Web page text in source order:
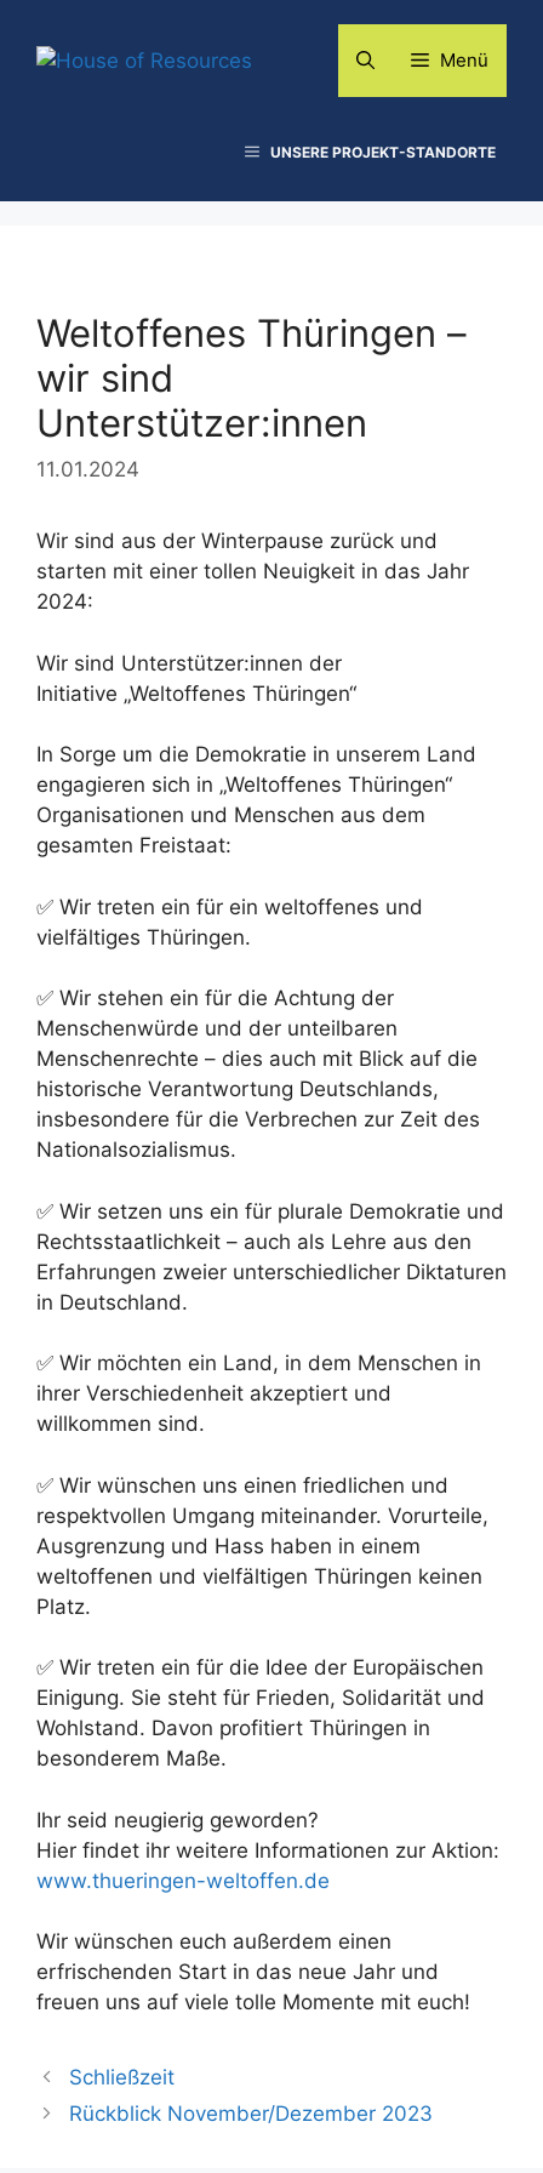
Inhalt
springen
Menü
UNSERE PROJEKT-STANDORTE
Weltoffenes Thüringen –
wir sind
Unterstützer:innen
11.01.2024
Wir sind aus der Winterpause zurück und
starten mit einer tollen Neuigkeit in das Jahr
2024:
Wir sind Unterstützer:innen der
Initiative „Weltoffenes Thüringen“
In Sorge um die Demokratie in unserem Land
engagieren sich in „Weltoffenes Thüringen“
Organisationen und Menschen aus dem
gesamten Freistaat:
✅ Wir treten ein für ein weltoffenes und
vielfältiges Thüringen.
✅ Wir stehen ein für die Achtung der
Menschenwürde und der unteilbaren
Menschenrechte – dies auch mit Blick auf die
historische Verantwortung Deutschlands,
insbesondere für die Verbrechen zur Zeit des
Nationalsozialismus.
✅ Wir setzen uns ein für plurale Demokratie und
Rechtsstaatlichkeit – auch als Lehre aus den
Erfahrungen zweier unterschiedlicher Diktaturen
in Deutschland.
✅ Wir möchten ein Land, in dem Menschen in
ihrer Verschiedenheit akzeptiert und
willkommen sind.
✅ Wir wünschen uns einen friedlichen und
respektvollen Umgang miteinander. Vorurteile,
Ausgrenzung und Hass haben in einem
weltoffenen und vielfältigen Thüringen keinen
Platz.
✅ Wir treten ein für die Idee der Europäischen
Einigung. Sie steht für Frieden, Solidarität und
Wohlstand. Davon profitiert Thüringen in
besonderem Maße.
Ihr seid neugierig geworden?
Hier findet ihr weitere Informationen zur Aktion:
www.thueringen-weltoffen.de
Wir wünschen euch außerdem einen
erfrischenden Start in das neue Jahr und
freuen uns auf viele tolle Momente mit euch!
Schließzeit
Rückblick November/Dezember 2023